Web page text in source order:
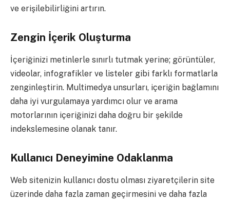
ve erişilebilirliğini artırın.
Zengin İçerik Oluşturma
İçeriğinizi metinlerle sınırlı tutmak yerine; görüntüler,
videolar, infografikler ve listeler gibi farklı formatlarla
zenginleştirin. Multimedya unsurları, içeriğin bağlamını
daha iyi vurgulamaya yardımcı olur ve arama
motorlarının içeriğinizi daha doğru bir şekilde
indekslemesine olanak tanır.
Kullanıcı Deneyimine Odaklanma
Web sitenizin kullanıcı dostu olması ziyaretçilerin site
üzerinde daha fazla zaman geçirmesini ve daha fazla